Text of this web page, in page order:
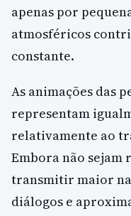
apenas por
atmosféricos
constante.
As animações das
representam
relativamente ao
Embora não sejam
transmitir maior
diálogos e